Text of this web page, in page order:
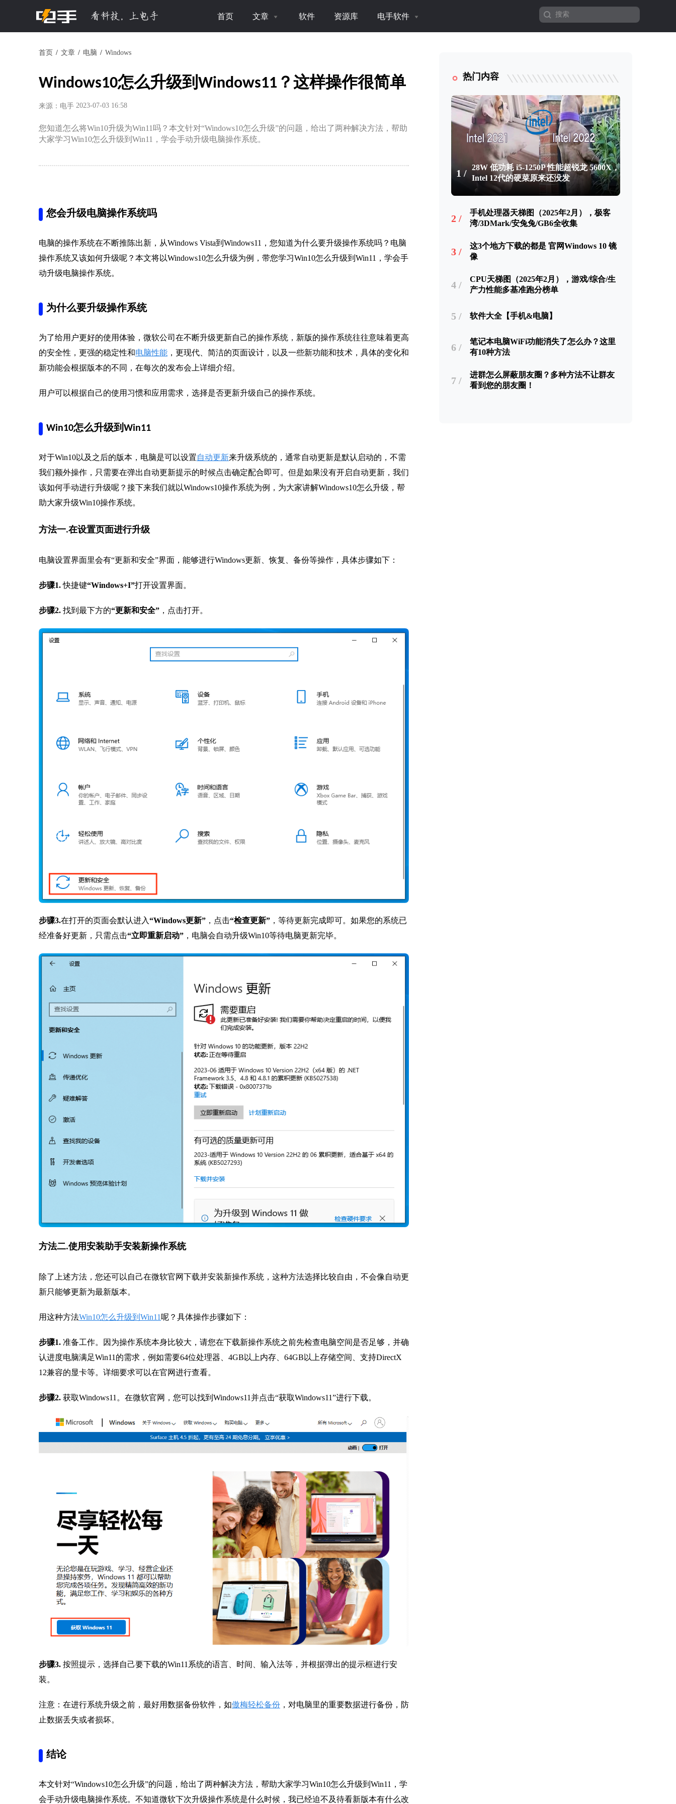
首页 文章 软件 资源库 电手软件
首页 文章 电脑 Windows
Windows10怎么升级到Windows11？这样操作很简单
来源：电手 2023-07-03 16:58
您知道怎么将Win10升级为Win11吗？本文针对“Windows10怎么升级”的问题，给出了两种解决方法，帮助
大家学习Win10怎么升级到Win11，学会手动升级电脑操作系统。
您会升级电脑操作系统吗
电脑的操作系统在不断推陈出新，从Windows Vista到Windows11，您知道为什么要升级操作系统吗？电脑
操作系统又该如何升级呢？本文将以Windows10怎么升级为例，带您学习Win10怎么升级到Win11，学会手
动升级电脑操作系统。
为什么要升级操作系统
为了给用户更好的使用体验，微软公司在不断升级更新自己的操作系统，新版的操作系统往往意味着更高
的安全性，更强的稳定性和电脑性能 ，更现代、简洁的页面设计，以及一些新功能和技术，具体的变化和
新功能会根据版本的不同，在每次的发布会上详细介绍。
用户可以根据自己的使用习惯和应用需求，选择是否更新升级自己的操作系统。
Win10怎么升级到Win11
对于Win10以及之后的版本，电脑是可以设置自动更新来升级系统的，通常自动更新是默认启动的，不需
我们额外操作，只需要在弹出自动更新提示的时候点击确定配合即可。但是如果没有开启自动更新，我们
该如何手动进行升级呢？接下来我们就以Windows10操作系统为例，为大家讲解Windows10怎么升级，帮
助大家升级Win10操作系统。
方法一.在设置页面进行升级
电脑设置界面里会有“更新和安全”界面，能够进行Windows更新、恢复、备份等操作，具体步骤如下：
步骤1.快捷键“Windows+I”打开设置界面。
步骤2. 找到最下方的“更新和安全” ，点击打开。
步骤3.在打开的页面会默认进入“Windows更新” ，点击“检查更新” ，等待更新完成即可。如果您的系统已
经准备好更新，只需点击“立即重新启动” ，电脑会自动升级Win10等待电脑更新完毕。
方法二.使用安装助手安装新操作系统
除了上述方法，您还可以自己在微软官网下载并安装新操作系统，这种方法选择比较自由，不会像自动更
新只能够更新为最新版本。
用这种方法Win10怎么升级到Win11 呢？具体操作步骤如下：
步骤1. 准备工作。因为操作系统本身比较大，请您在下载新操作系统之前先检查电脑空间是否足够，并确
认进度电脑满足Win11的需求，例如需要64位处理器、4GB以上内存、64GB以上存储空间、支持DirectX
12兼容的显卡等。详细要求可以在官网进行查看。
步骤2. 获取Windows11。在微软官网，您可以找到Windows11并点击“获取Windows11”进行下载。
步骤3. 按照提示，选择自己要下载的Win11系统的语言、时间、输入法等，并根据弹出的提示框进行安
装。
注意：在进行系统升级之前，最好用数据备份软件，如傲梅轻松备份 ，对电脑里的重要数据进行备份，防
止数据丢失或者损坏。
结论
本文针对“Windows10怎么升级”的问题，给出了两种解决方法，帮助大家学习Win10怎么升级到Win11，学
会手动升级电脑操作系统。不知道微软下次升级操作系统是什么时候，我已经迫不及待看新版本有什么改
热门内容
1 /
28W 低功耗 i5-1250P 性能超锐龙 5600X，
Intel 12代的硬菜原来还没发
2 /
手机处理器天梯图（2025年2月），极客
湾/3DMark/安兔兔/GB6全收集
3 /
这3个地方下载的都是 官网Windows 10 镜
像
4 /
CPU天梯图（2025年2月），游戏/综合/生
产力性能多基准跑分榜单
5 / 软件大全【手机&电脑】
6 /
笔记本电脑WiFi功能消失了怎么办？这里
有10种方法
7 /
进群怎么屏蔽朋友圈？多种方法不让群友
看到您的朋友圈！